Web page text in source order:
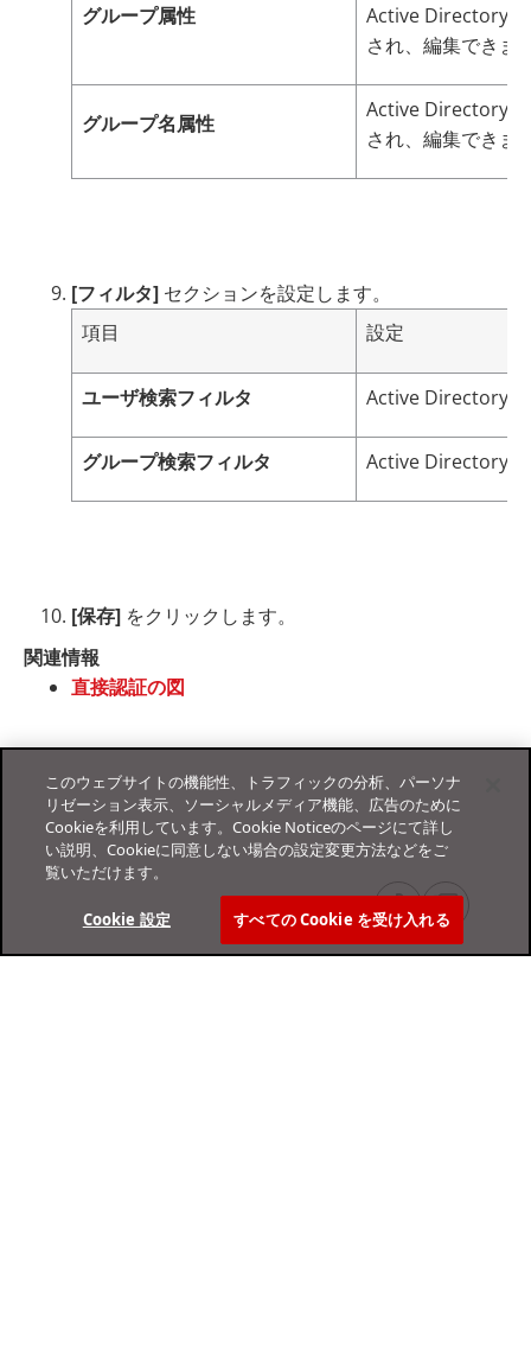
グループ属性
Active Directoryの
され、編集できま
グループ名属性
Active Directoryの
され、編集できま
[フィルタ] セクションを設定します。
項目 設定
ユーザ検索フィルタ Active Directoryで
グループ検索フィルタ Active Directoryで
[保存] をクリックします。
関連情報
直接認証の図
このウェブサイトの機能性、トラフィックの分析、パーソナ
リゼーション表示、ソーシャルメディア機能、広告のために
Cookieを利用しています。Cookie Noticeのページにて詳し
い説明、Cookieに同意しない場合の設定変更方法などをご
覧いただけます。
Cookie 設定 すべての Cookie を受け入れる